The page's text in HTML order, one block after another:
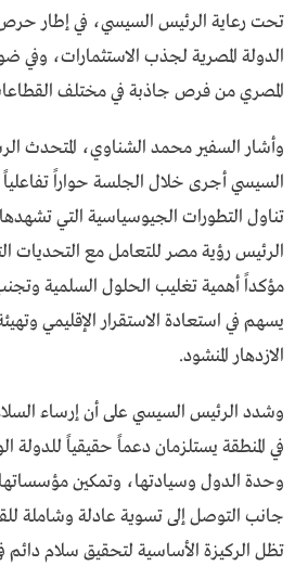
تحت رعاية الرئيس السيسي، في إطار
الدولة المصرية لجذب الاستثمارات، وفي
المصري من فرص جاذبة في مختلف
وأشار السفير محمد الشناوي، المتحدث
السيسي أجرى خلال الجلسة حواراً
تناول التطورات الجيوسياسية التي
الرئيس رؤية مصر للتعامل مع التحديات
مؤكداً أهمية تغليب الحلول السلمية
يسهم في استعادة الاستقرار الإقليمي
الازدهار المنشود.
وشدد الرئيس السيسي على أن إرساء السلام
في المنطقة يستلزمان دعماً حقيقياً للدولة
وحدة الدول وسيادتها، وتمكين مؤسساتها
جانب التوصل إلى تسوية عادلة وشاملة
تظل الركيزة الأساسية لتحقيق سلام